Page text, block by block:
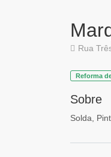
Rua
Reforma
Sobre
Solda,